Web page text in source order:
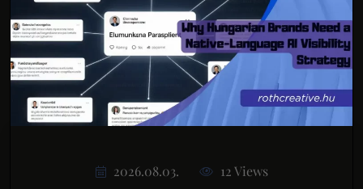
2026.08.03. 12 Views